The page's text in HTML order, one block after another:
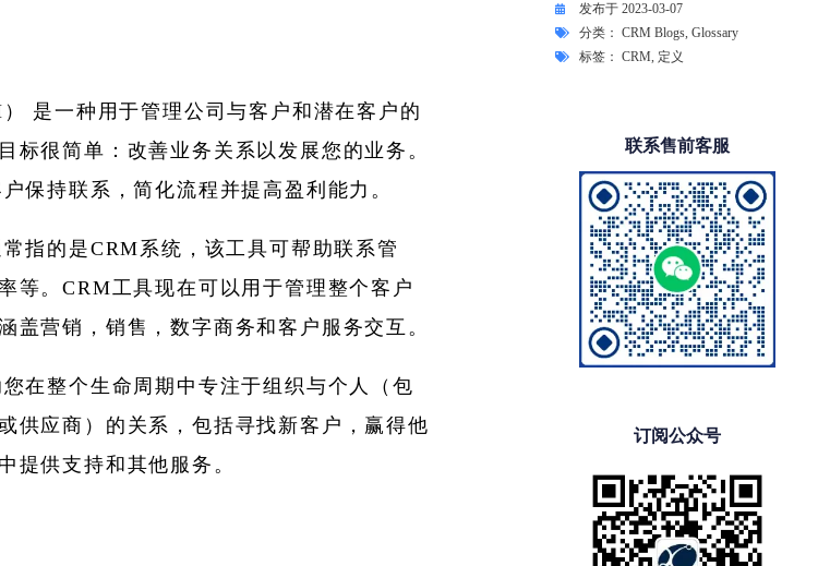
是一种用于管理公司与客户和潜在客户的
标很简单：改善业务关系以发展您的业务。
保持联系，简化流程并提高盈利能力。
指的是CRM系统，该工具可帮助联系管
等。CRM工具现在可以用于管理整个客户
盖营销，销售，数字商务和客户服务交互。
在整个生命周期中专注于组织与个人（包
供应商）的关系，包括寻找新客户，赢得他
提供支持和其他服务。
发布于 2023-03-07
分类： CRM Blogs, Glossary
标签： CRM, 定义
联系售前客服
订阅公众号